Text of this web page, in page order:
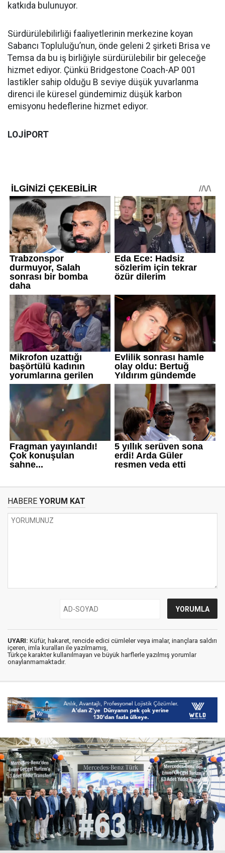
katkıda bulunuyor.
Sürdürülebilirliği faaliyetlerinin merkezine koyan
Sabancı Topluluğu’nun, önde geleni 2 şirketi Brisa ve
Temsa da bu iş birliğiyle sürdürülebilir bir geleceğe
hizmet ediyor. Çünkü Bridgestone Coach-AP 001
lastikler sahip olduğu B seviye düşük yuvarlanma
direnci ile küresel gündemimiz düşük karbon
emisyonu hedeflerine hizmet ediyor.
LOJİPORT
HABERE YORUM KAT
UYARI: Küfür, hakaret, rencide edici cümleler veya imalar, inançlara saldırı
içeren, imla kuralları ile yazılmamış,
Türkçe karakter kullanılmayan ve büyük harflerle yazılmış yorumlar
onaylanmamaktadır.